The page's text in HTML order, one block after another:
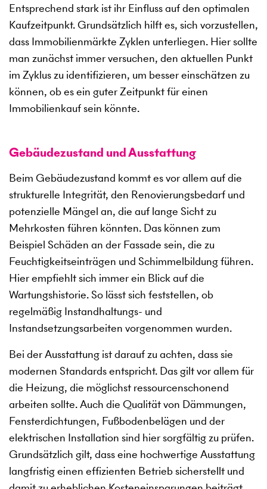
Entsprechend stark ist ihr Einfluss auf den optimalen
Kaufzeitpunkt. Grundsätzlich hilft es, sich vorzustellen,
dass Immobilienmärkte Zyklen unterliegen. Hier sollte
man zunächst immer versuchen, den aktuellen Punkt
im Zyklus zu identifizieren, um besser einschätzen zu
können, ob es ein guter Zeitpunkt für einen
Immobilienkauf sein könnte.
Gebäudezustand und Ausstattung
Beim Gebäudezustand kommt es vor allem auf die
strukturelle Integrität, den Renovierungsbedarf und
potenzielle Mängel an, die auf lange Sicht zu
Mehrkosten führen könnten. Das können zum
Beispiel Schäden an der Fassade sein, die zu
Feuchtigkeitseinträgen und Schimmelbildung führen.
Hier empfiehlt sich immer ein Blick auf die
Wartungshistorie. So lässt sich feststellen, ob
regelmäßig Instandhaltungs- und
Instandsetzungsarbeiten vorgenommen wurden.
Bei der Ausstattung ist darauf zu achten, dass sie
modernen Standards entspricht. Das gilt vor allem für
die Heizung, die möglichst ressourcenschonend
arbeiten sollte. Auch die Qualität von Dämmungen,
Fensterdichtungen, Fußbodenbelägen und der
elektrischen Installation sind hier sorgfältig zu prüfen.
Grundsätzlich gilt, dass eine hochwertige Ausstattung
langfristig einen effizienten Betrieb sicherstellt und